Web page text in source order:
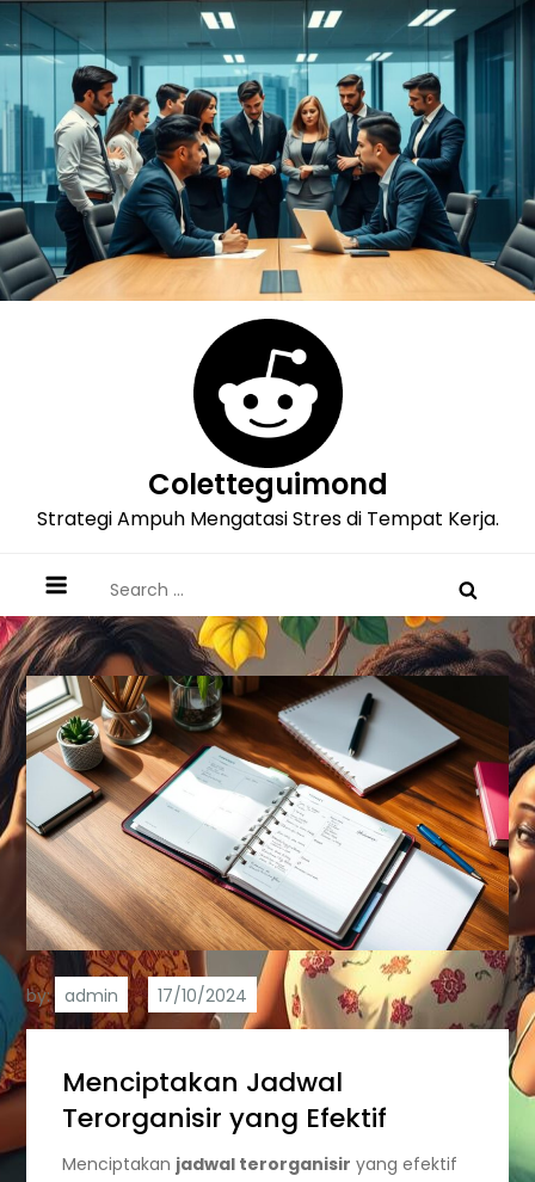
Skip
to
Coletteguimond
Strategi Ampuh Mengatasi Stres di Tempat Kerja.
for:
by: admin
Menciptakan Jadwal
Terorganisir yang Efektif
Menciptakan jadwal terorganisir yang efektif